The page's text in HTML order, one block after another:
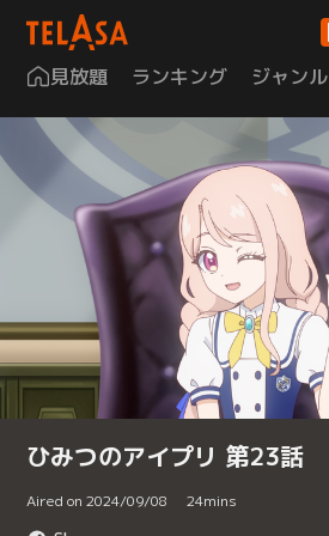
見放題 ランキング ジャンル
ひみつのアイプリ 第23話
Aired on 2024/09/08 24mins